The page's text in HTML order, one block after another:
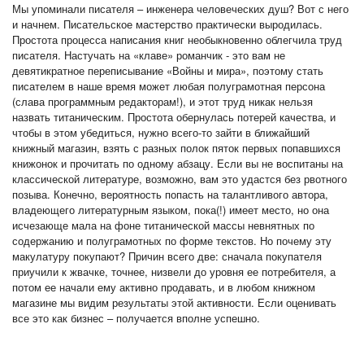
Мы упоминали писателя – инженера человеческих душ? Вот с него
и начнем. Писательское мастерство практически выродилась.
Простота процесса написания книг необыкновенно облегчила труд
писателя. Настучать на «клаве» романчик - это вам не
девятикратное переписывание «Войны и мира», поэтому стать
писателем в наше время может любая полуграмотная персона
(слава программным редакторам!), и этот труд никак нельзя
назвать титаническим. Простота обернулась потерей качества, и
чтобы в этом убедиться, нужно всего-то зайти в ближайший
книжный магазин, взять с разных полок пяток первых попавшихся
книжонок и прочитать по одному абзацу. Если вы не воспитаны на
классической литературе, возможно, вам это удастся без рвотного
позыва. Конечно, вероятность попасть на талантливого автора,
владеющего литературным языком, пока(!) имеет место, но она
исчезающе мала на фоне титанической массы невнятных по
содержанию и полуграмотных по форме текстов. Но почему эту
макулатуру покупают? Причин всего две: сначала покупателя
приучили к жвачке, точнее, низвели до уровня ее потребителя, а
потом ее начали ему активно продавать, и в любом книжном
магазине мы видим результаты этой активности. Если оценивать
все это как бизнес – получается вполне успешно.